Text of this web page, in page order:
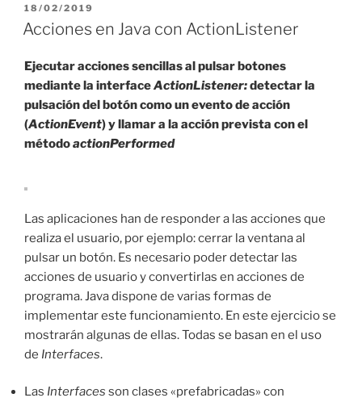
multilínea
Java»
PUBLICADO
EL
18/02/2019
Acciones en Java con ActionListener
Ejecutar acciones sencillas al pulsar botones
mediante la interfaceActionListener:detectar la
pulsación del botón como un evento de acción
(ActionEvent) y llamar a la acción prevista con el
métodoactionPerformed
Las aplicaciones han de responder a las acciones que
realiza el usuario, por ejemplo: cerrar la ventana al
pulsar un botón. Es necesario poder detectar las
acciones de usuario y convertirlas en acciones de
programa. Java dispone de varias formas de
implementar este funcionamiento. En este ejercicio se
mostrarán algunas de ellas. Todas se basan en el uso
de Interfaces.
Las Interfaces son clases «prefabricadas» con